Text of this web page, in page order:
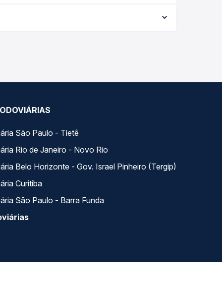
e garante a melhor oferta para o seu roteiro.
São Paulo - Tietê
Rio de Janeiro - Novo Rio
Belo Horizonte - Gov. Israel Pinheiro (Tergip)
Curitiba
São Paulo - Barra Funda